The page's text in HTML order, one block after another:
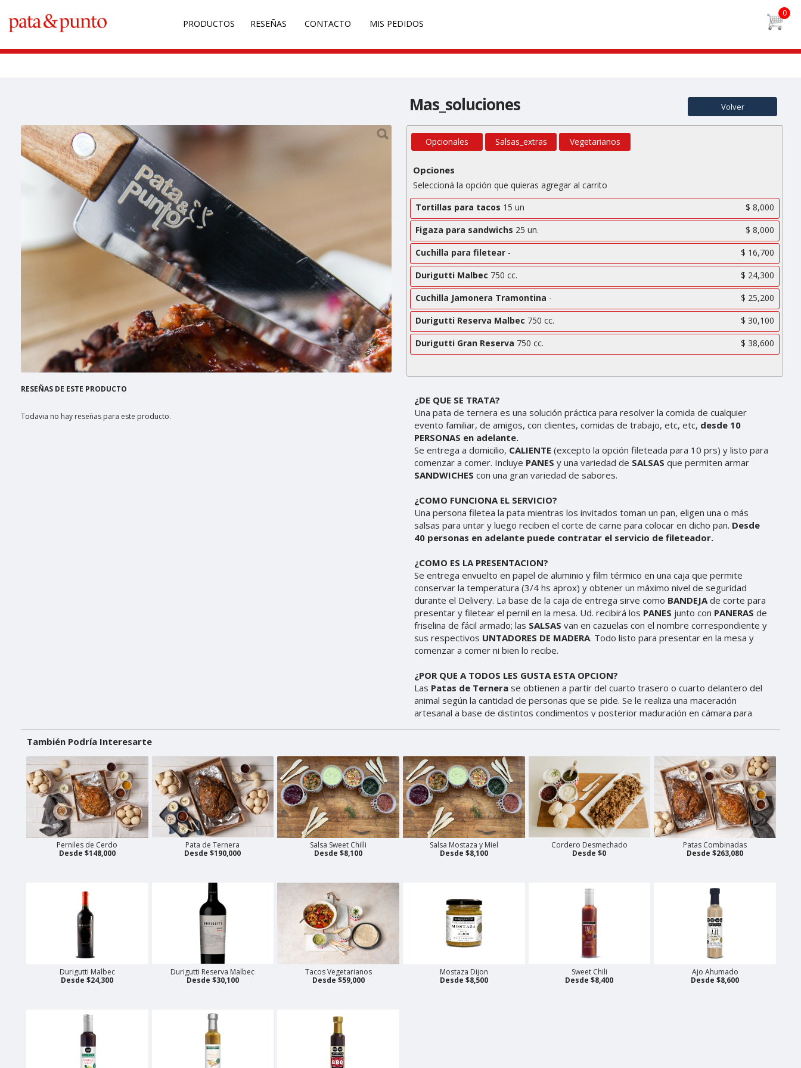
Warning: Undefined array key "back" in /home/fbianchi/public_html/PYP2025/producto.php on line41
PRODUCTOS RESEÑAS CONTACTO MIS PEDIDOS
Mas_soluciones Volver
RESEÑAS DE ESTE PRODUCTO
Todavia no hay reseñas para este producto.
Opcionales Salsas_extras Vegetarianos
Opciones
Seleccioná la opción que quieras agregar al carrito
Tortillas para tacos 15 un
$ 8,000
Figaza para sandwichs 25 un.
$ 8,000
Cuchilla para filetear -
$ 16,700
Durigutti Malbec 750 cc.
$ 24,300
Cuchilla Jamonera Tramontina -
$ 25,200
Durigutti Reserva Malbec 750 cc.
$ 30,100
Durigutti Gran Reserva 750 cc. $ 38,600
También Podría Interesarte
Perniles de Cerdo
Desde $148,000
Pata de Ternera
Desde $190,000
Salsa Sweet Chilli
Desde $8,100
Salsa Mostaza y Miel
Desde $8,100
Cordero Desmechado
Desde $0
Patas Combinadas
Desde $263,080
Durigutti Malbec
Desde $24,300
Durigutti Reserva Malbec
Desde $30,100
Tacos Vegetarianos
Desde $59,000
Mostaza Dijon
Desde $8,500
Sweet Chili
Desde $8,400
Ajo Ahumado
Desde $8,600